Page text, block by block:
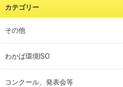
カテゴリー
その他
わかば環境ISO
コンクール、発表会等